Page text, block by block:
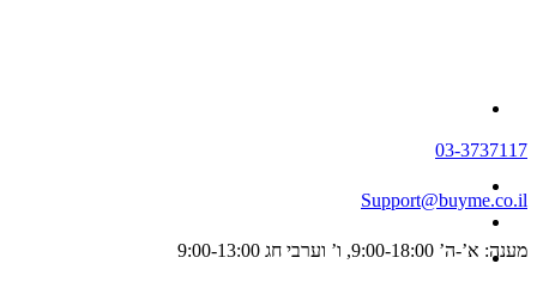
03-3737117
Support@buyme.co.il
מענה: א’-ה’ 9:00-18:00, ו’ וערבי חג 9:00-13:00